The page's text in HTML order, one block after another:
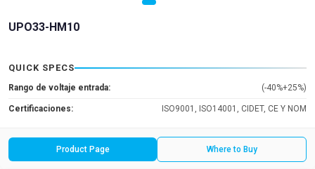
UPO33-HM10
QUICK SPECS
Rango de voltaje entrada: (-40%+25%)
Certificaciones: ISO9001, ISO14001, CIDET, CE Y NOM
Product Page Where to Buy